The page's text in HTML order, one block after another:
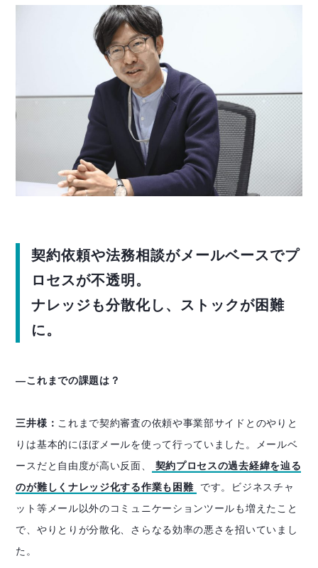
契約依頼や法務相談がメールベースでプ
ロセスが不透明。
ナレッジも分散化し、ストックが困難
に。
―これまでの課題は？
三井様： これまで契約審査の依頼や事業部サイドとのやりと
りは基本的にほぼメールを使って行っていました。メールベ
ースだと自由度が高い反面、
契約プロセスの過去経緯を辿る
のが難しくナレッジ化する作業も困難
です。ビジネスチャ
ット等メール以外のコミュニケーションツールも増えたこと
で、やりとりが分散化、さらなる効率の悪さを招いていまし
た。